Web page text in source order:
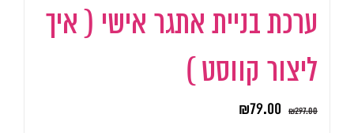
ערכת בניית אתגר אישי ( איך
ליצור קווסט )
₪297.00
₪79.00